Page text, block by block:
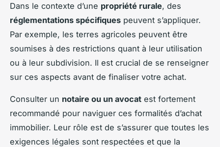
Dans le contexte d’une propriété rurale, des
réglementations spécifiques peuvent s’appliquer.
Par exemple, les terres agricoles peuvent être
soumises à des restrictions quant à leur utilisation
ou à leur subdivision. Il est crucial de se renseigner
sur ces aspects avant de finaliser votre achat.
Consulter un notaire ou un avocat est fortement
recommandé pour naviguer ces formalités d’achat
immobilier. Leur rôle est de s’assurer que toutes les
exigences légales sont respectées et que la